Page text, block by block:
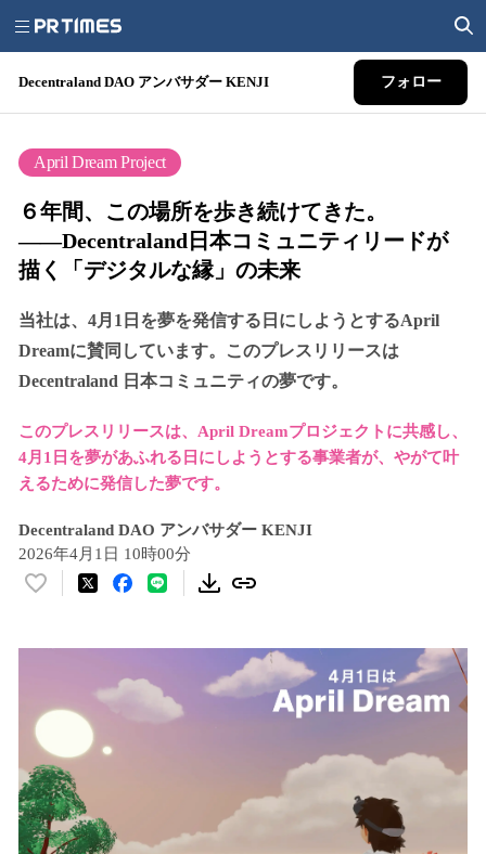
Decentraland DAO アンバサダー KENJI フォロー
April Dream Project
６年間、この場所を歩き続けてきた。
――Decentraland日本コミュニティリードが
描く「デジタルな縁」の未来
当社は、4月1日を夢を発信する日にしようとするApril
Dreamに賛同しています。このプレスリリースは
Decentraland 日本コミュニティの夢です。
このプレスリリースは、April Dreamプロジェクトに共感し、
4月1日を夢があふれる日にしようとする事業者が、やがて叶
えるために発信した夢です。
Decentraland DAO アンバサダー KENJI
2026年4月1日 10時00分
い
を
読
み
込
み
中
で